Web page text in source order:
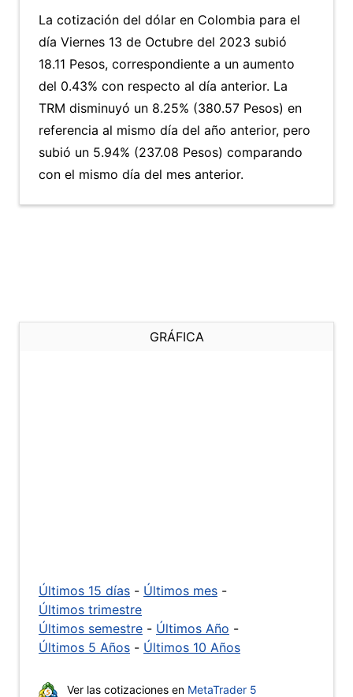
La cotización del dólar en Colombia para el
día Viernes 13 de Octubre del 2023 subió
18.11 Pesos, correspondiente a un aumento
del 0.43% con respecto al día anterior. La
TRM disminuyó un 8.25% (380.57 Pesos) en
referencia al mismo día del año anterior, pero
subió un 5.94% (237.08 Pesos) comparando
con el mismo día del mes anterior.
GRÁFICA
Últimos 15 días - Últimos mes -
Últimos trimestre
Últimos semestre - Últimos Año -
Últimos 5 Años - Últimos 10 Años
Ver las cotizaciones en MetaTrader 5